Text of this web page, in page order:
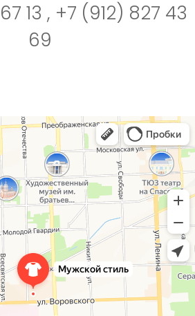
13 , +7 (912) 827 43
69